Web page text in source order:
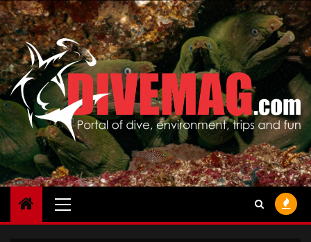
Skip
to
content
Menu